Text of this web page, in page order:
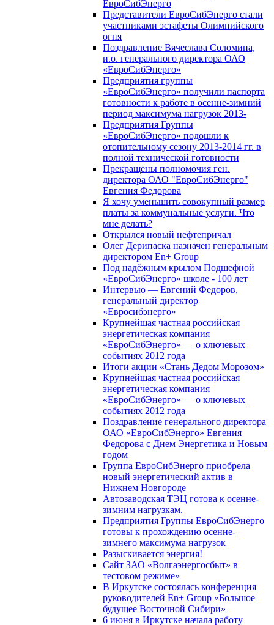
ЕвроСибЭнерго
Представители ЕвроСибЭнерго стали
участниками эстафеты Олимпийского
огня
Поздравление Вячеслава Соломина,
и.о. генерального директора ОАО
«ЕвроСибЭнерго»
Предприятия группы
«ЕвроСибЭнерго» получили паспорта
готовности к работе в осенне-зимний
период максимума нагрузок 2013-
Предприятия Группы
«ЕвроСибЭнерго» подошли к
отопительному сезону 2013-2014 гг. в
полной технической готовности
Прекращены полномочия ген.
директора ОАО "ЕвроСибЭнерго"
Евгения Федорова
Я хочу уменьшить совокупный размер
платы за коммунальные услуги. Что
мне делать?
Открылся новый нефтепричал
Олег Дерипаска назначен генеральным
директором En+ Group
Под надёжным крылом Подшефной
«ЕвроСибЭнерго» школе - 100 лет
Интервью — Евгений Федоров,
генеральный директор
«Евросибэнерго»
Крупнейшая частная российская
энергетическая компания
«ЕвроСибЭнерго» — о ключевых
событиях 2012 года
Итоги акции «Стань Дедом Морозом»
Крупнейшая частная российская
энергетическая компания
«ЕвроСибЭнерго» — о ключевых
событиях 2012 года
Поздравление генерального директора
ОАО «ЕвроСибЭнерго» Евгения
Федорова с Днем Энергетика и Новым
годом
Группа ЕвроСибЭнерго приобрела
новый энергетический актив в
Нижнем Новгороде
Автозаводская ТЭЦ готова к осенне-
зимним нагрузкам.
Предприятия Группы ЕвроСибЭнерго
готовы к прохождению осенне-
зимнего максимума нагрузок
Разыскивается энергия!
Сайт ЗАО «Волгаэнергосбыт» в
тестовом режиме»
В Иркутске состоялась конференция
руководителей En+ Group «Большое
будущее Восточной Сибири»
6 июня в Иркутске начала работу